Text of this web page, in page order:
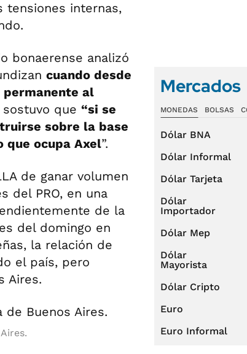
tensiones internas,
bonaerense analizó
cuando desde
permanente al
sostuvo que “si se
sobre la base
ocupa Axel”.
de ganar volumen
del PRO, en una
de la
del domingo en
la relación de
el país, pero
Aires.
Mercados
MONEDAS BOLSAS
Dólar BNA
Dólar Informal
Dólar Tarjeta
Dólar
Importador
Dólar Mep
Dólar
Mayorista
Dólar Cripto
Euro
Euro Informal